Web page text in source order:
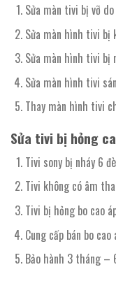
Sửa màn tivi bị vỡ do
Sửa màn hình tivi bị
Sửa màn hình tivi bị
Sửa màn hình tivi
Thay màn hình tivi
Sửa tivi bị hỏng
Tivi sony bị nháy 6
Tivi không có âm
Tivi bị hỏng bo cao
Cung cấp bán bo
Bảo hành 3 tháng –